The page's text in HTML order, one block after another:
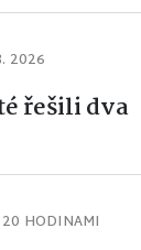
2026
řešili dva
20 HODINAMI